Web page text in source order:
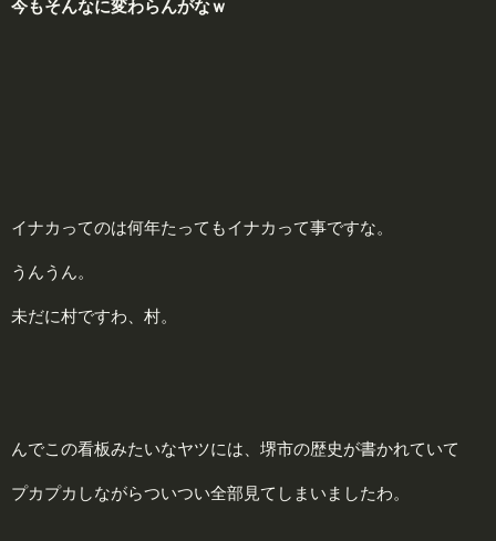
今もそんなに変わらんがなｗ
イナカってのは何年たってもイナカって事ですな。
うんうん。
未だに村ですわ、村。
んでこの看板みたいなヤツには、堺市の歴史が書かれていて
プカプカしながらついつい全部見てしまいましたわ。